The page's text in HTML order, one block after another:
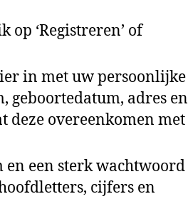
op ‘Registreren’ of
in met uw persoonlijke
geboortedatum, adres en
deze overeenkomen met
en een sterk wachtwoord
cijfers en